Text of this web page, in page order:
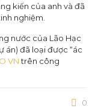
kiến của anh và đã
nghiệm.
nước của Lão Hạc
án) đã loại được “ác
VNtrên công
0